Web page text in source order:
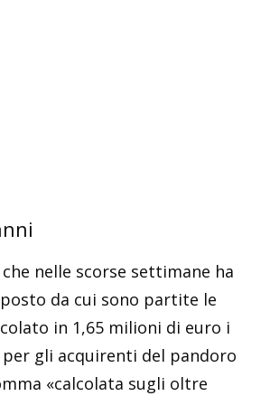
che nelle scorse settimane ha
da cui sono partite le
in 1,65 milioni di euro i
gli acquirenti del pandoro
«calcolata sugli oltre